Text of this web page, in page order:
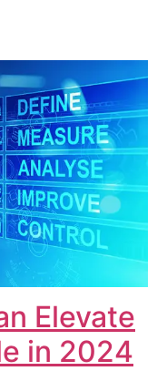
Elevate
in 2024